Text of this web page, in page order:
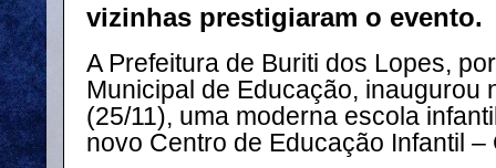
vizinhas prestigiaram o evento.
A Prefeitura de Buriti dos Lopes,
Municipal de Educação, inaugurou
(25/11), uma moderna escola
novo Centro de Educação Infantil –